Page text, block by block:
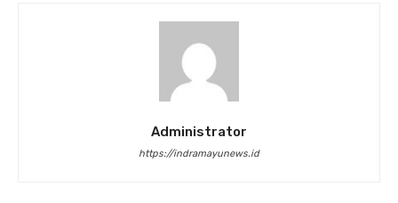
Administrator
https://indramayunews.id